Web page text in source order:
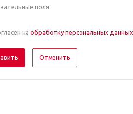
поля
на обработку персональных данных
Отменить